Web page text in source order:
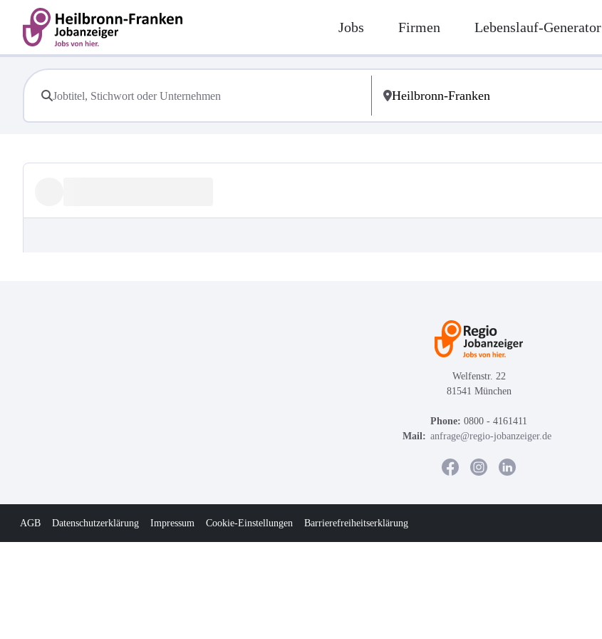
Jobs Firmen Lebenslauf-Generator
Welfenstr. 22
81541 München
Phone: 0800 - 4161411
Mail: anfrage@regio-jobanzeiger.de
AGB Datenschutzerklärung Impressum Cookie-Einstellungen Barrierefreiheitserklärung